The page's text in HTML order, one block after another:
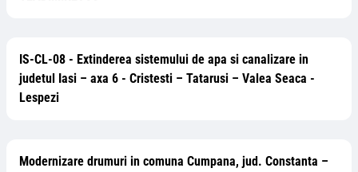
IS-CL-08 - Extinderea sistemului de apa si canalizare in
judetul Iasi – axa 6 - Cristesti – Tatarusi – Valea Seaca -
Lespezi
Modernizare drumuri in comuna Cumpana, jud. Constanta –